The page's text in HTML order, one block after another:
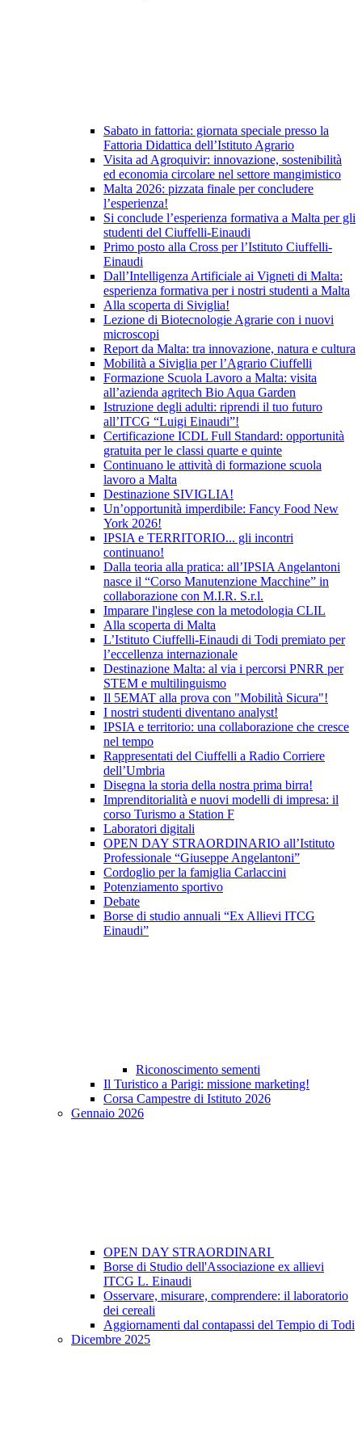
Sabato in fattoria: giornata speciale presso la
Fattoria Didattica dell’Istituto Agrario
Visita ad Agroquivir: innovazione, sostenibilità
ed economia circolare nel settore mangimistico
Malta 2026: pizzata finale per concludere
l’esperienza!
Si conclude l’esperienza formativa a Malta per gli
studenti del Ciuffelli-Einaudi
Primo posto alla Cross per l’Istituto Ciuffelli-
Einaudi
Dall’Intelligenza Artificiale ai Vigneti di Malta:
esperienza formativa per i nostri studenti a Malta
Alla scoperta di Siviglia!
Lezione di Biotecnologie Agrarie con i nuovi
microscopi
Report da Malta: tra innovazione, natura e cultura
Mobilità a Siviglia per l’Agrario Ciuffelli
Formazione Scuola Lavoro a Malta: visita
all’azienda agritech Bio Aqua Garden
Istruzione degli adulti: riprendi il tuo futuro
all’ITCG “Luigi Einaudi”!
Certificazione ICDL Full Standard: opportunità
gratuita per le classi quarte e quinte
Continuano le attività di formazione scuola
lavoro a Malta
Destinazione SIVIGLIA!
Un’opportunità imperdibile: Fancy Food New
York 2026!
IPSIA e TERRITORIO... gli incontri
continuano!
Dalla teoria alla pratica: all’IPSIA Angelantoni
nasce il “Corso Manutenzione Macchine” in
collaborazione con M.I.R. S.r.l.
Imparare l'inglese con la metodologia CLIL
Alla scoperta di Malta
L’Istituto Ciuffelli-Einaudi di Todi premiato per
l’eccellenza internazionale
Destinazione Malta: al via i percorsi PNRR per
STEM e multilinguismo
Il 5EMAT alla prova con "Mobilità Sicura"!
I nostri studenti diventano analyst!
IPSIA e territorio: una collaborazione che cresce
nel tempo
Rappresentati del Ciuffelli a Radio Corriere
dell’Umbria
Disegna la storia della nostra prima birra!
Imprenditorialità e nuovi modelli di impresa: il
corso Turismo a Station F
Laboratori digitali
OPEN DAY STRAORDINARIO all’Istituto
Professionale “Giuseppe Angelantoni”
Cordoglio per la famiglia Carlaccini
Potenziamento sportivo
Debate
Borse di studio annuali “Ex Allievi ITCG
Einaudi”
Riconoscimento sementi
Il Turistico a Parigi: missione marketing!
Corsa Campestre di Istituto 2026
Gennaio 2026
OPEN DAY STRAORDINARI
Borse di Studio dell'Associazione ex allievi
ITCG L. Einaudi
Osservare, misurare, comprendere: il laboratorio
dei cereali
Aggiornamenti dal contapassi del Tempio di Todi
Dicembre 2025